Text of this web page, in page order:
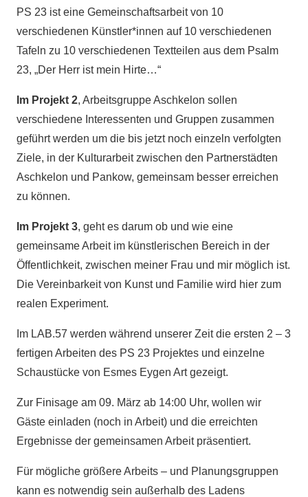
PS 23 ist eine Gemeinschaftsarbeit von 10
verschiedenen Künstler*innen auf 10 verschiedenen
Tafeln zu 10 verschiedenen Textteilen aus dem Psalm
23, „Der Herr ist mein Hirte…“
Im Projekt 2, Arbeitsgruppe Aschkelon sollen
verschiedene Interessenten und Gruppen zusammen
geführt werden um die bis jetzt noch einzeln verfolgten
Ziele, in der Kulturarbeit zwischen den Partnerstädten
Aschkelon und Pankow, gemeinsam besser erreichen
zu können.
Im Projekt 3, geht es darum ob und wie eine
gemeinsame Arbeit im künstlerischen Bereich in der
Öffentlichkeit, zwischen meiner Frau und mir möglich ist.
Die Vereinbarkeit von Kunst und Familie wird hier zum
realen Experiment.
Im LAB.57 werden während unserer Zeit die ersten 2 – 3
fertigen Arbeiten des PS 23 Projektes und einzelne
Schaustücke von Esmes Eygen Art gezeigt.
Zur Finisage am 09. März ab 14:00 Uhr, wollen wir
Gäste einladen (noch in Arbeit) und die erreichten
Ergebnisse der gemeinsamen Arbeit präsentiert.
Für mögliche größere Arbeits – und Planungsgruppen
kann es notwendig sein außerhalb des Ladens